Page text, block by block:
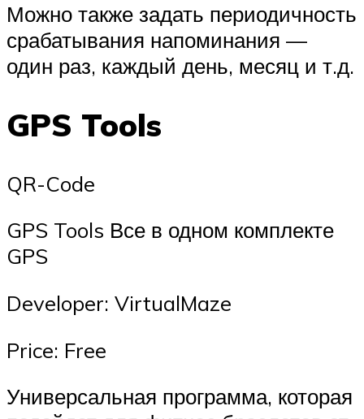
Можно также задать периодичность
срабатывания напоминания —
один раз, каждый день, месяц и т.д.
GPS Tools
QR-Code
GPS Tools Все в одном комплекте
GPS
Developer: VirtualMaze
Price: Free
Универсальная программа, которая